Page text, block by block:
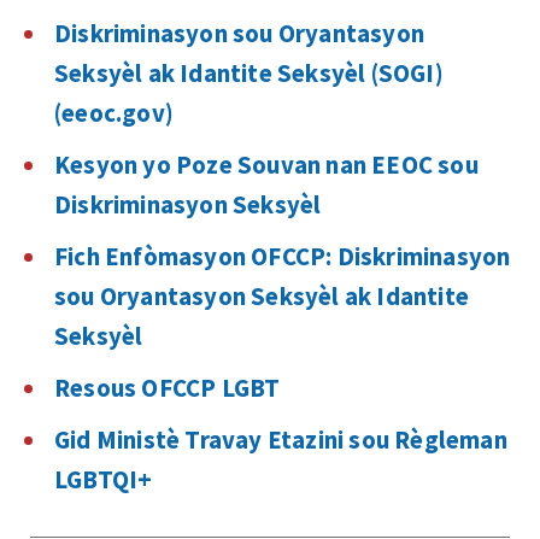
Diskriminasyon sou Oryantasyon
Seksyèl ak Idantite Seksyèl (SOGI)
(eeoc.gov)
Kesyon yo Poze Souvan nan EEOC sou
Diskriminasyon Seksyèl
Fich Enfòmasyon OFCCP: Diskriminasyon
sou Oryantasyon Seksyèl ak Idantite
Seksyèl
Resous OFCCP LGBT
Gid Ministè Travay Etazini sou Règleman
LGBTQI+